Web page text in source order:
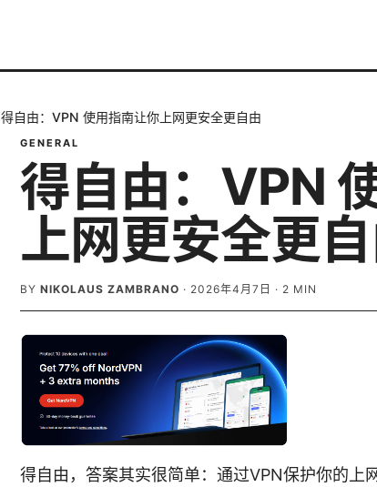
得自由：VPN 使用指南让你上网更安全更自由
GENERAL
得自由：VPN
上网更安全更
BY NIKOLAUS ZAMBRANO · 2026年4月7日 · 2 MIN
得自由，答案其实很简单：通过VPN保护你的上